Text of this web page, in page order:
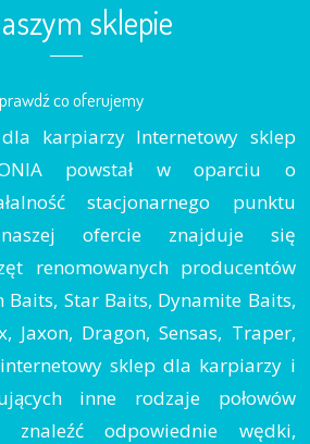
sklepie
co oferujemy
karpiarzy Internetowy sklep
powstał w oparciu o
stacjonarnego punktu
ofercie znajduje się
renomowanych producentów
Star Baits, Dynamite Baits,
Jaxon, Dragon, Sensas, Traper,
internetowy sklep dla karpiarzy i
inne rodzaje połowów
znaleźć odpowiednie wędki,